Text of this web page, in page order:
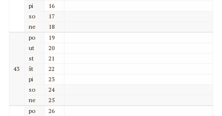
pi
16
so
17
ne
18
43
po
19
ut
20
st
21
št
22
pi
23
so
24
ne
25
po
26